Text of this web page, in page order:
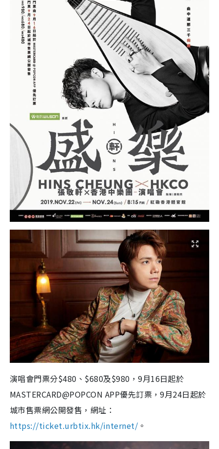
演唱會門票分$480、$680及$980，9月16日起於
MASTERCARD@POPCON APP優先訂票，9月24日起於
城市售票網公開發售，網址：
https://ticket.urbtix.hk/internet/ 。